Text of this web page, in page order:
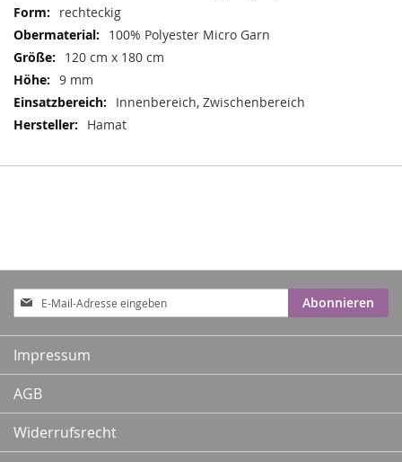
rechteckig
100% Polyester Micro Garn
120 cm x 180 cm
9 mm
Innenbereich, Zwischenbereich
Hamat
Anmeldung
zum
Newsletter:
Abonnieren
Impressum
AGB
Widerrufsrecht